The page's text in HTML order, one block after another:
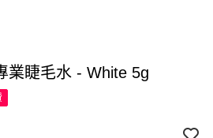
專業睫毛水 - White 5g